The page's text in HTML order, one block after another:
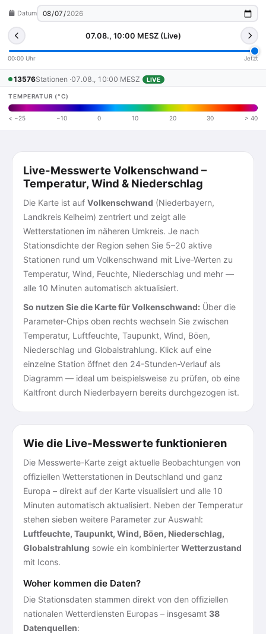
Datum
07.08., 10:00 MESZ (Live)
00:00 Uhr Jetzt
13576Stationen ·07.08., 10:00 MESZ LIVE
TEMPERATUR (°C)
< −25 −10 0 10 20 30 > 40
Live-Messwerte Volkenschwand –
Temperatur, Wind & Niederschlag
Die Karte ist auf Volkenschwand (Niederbayern,
Landkreis Kelheim) zentriert und zeigt alle
Wetterstationen im näheren Umkreis. Je nach
Stationsdichte der Region sehen Sie 5–20 aktive
Stationen rund um Volkenschwand mit Live-Werten zu
Temperatur, Wind, Feuchte, Niederschlag und mehr —
alle 10 Minuten automatisch aktualisiert.
So nutzen Sie die Karte für Volkenschwand: Über die
Parameter-Chips oben rechts wechseln Sie zwischen
Temperatur, Luftfeuchte, Taupunkt, Wind, Böen,
Niederschlag und Globalstrahlung. Klick auf eine
einzelne Station öffnet den 24-Stunden-Verlauf als
Diagramm — ideal um beispielsweise zu prüfen, ob eine
Kaltfront durch Niederbayern bereits durchgezogen ist.
Wie die Live-Messwerte funktionieren
Die Messwerte-Karte zeigt aktuelle Beobachtungen von
offiziellen Wetterstationen in Deutschland und ganz
Europa – direkt auf der Karte visualisiert und alle 10
Minuten automatisch aktualisiert. Neben der Temperatur
stehen sieben weitere Parameter zur Auswahl:
Luftfeuchte, Taupunkt, Wind, Böen, Niederschlag,
Globalstrahlung sowie ein kombinierter Wetterzustand
mit Icons.
Woher kommen die Daten?
Die Stationsdaten stammen direkt von den offiziellen
nationalen Wetterdiensten Europas – insgesamt 38
Datenquellen: